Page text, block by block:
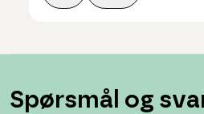
Spørsmål og